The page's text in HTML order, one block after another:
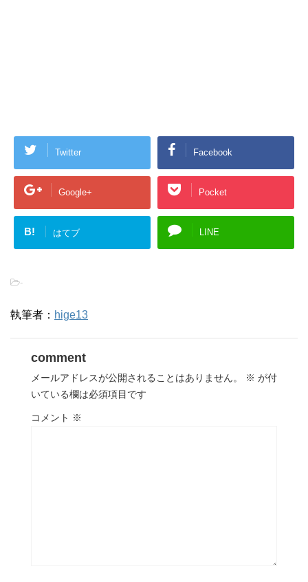
Twitter Facebook
Google+ Pocket
B! はてブ LINE
-
執筆者： hige13
comment
メールアドレスが公開されることはありません。 ※ が付
いている欄は必須項目です
コメント ※